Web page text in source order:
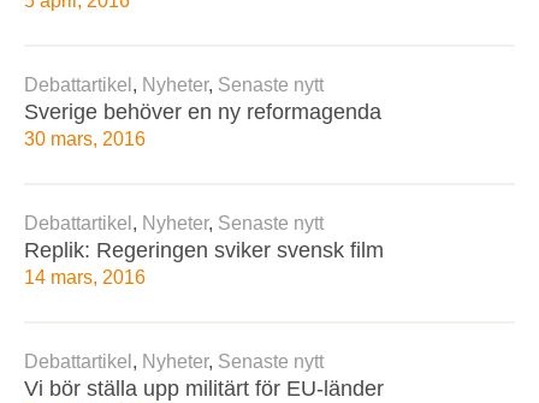
Debattartikel , Nyheter, Senaste nytt
Sverige behöver en ny reformagenda
30 mars, 2016
Debattartikel , Nyheter, Senaste nytt
Replik: Regeringen sviker svensk film
14 mars, 2016
Debattartikel , Nyheter, Senaste nytt
Vi bör ställa upp militärt för EU-länder